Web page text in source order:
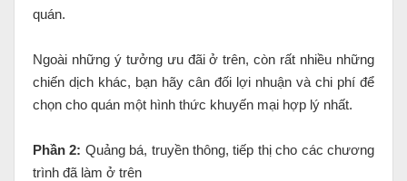
quán.
Ngoài những ý tưởng ưu đãi ở trên, còn rất nhiều những
chiến dịch khác, bạn hãy cân đối lợi nhuận và chi phí để
chọn cho quán một hình thức khuyến mại hợp lý nhất.
Phần 2: Quảng bá, truyền thông, tiếp thị cho các chương
trình đã làm ở trên